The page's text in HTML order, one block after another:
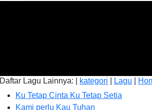
Daftar Lagu Lainnya: | kategori Lagu
Ku Tetap Cinta Ku Tetap Setia
Kami perlu Kau Tuhan